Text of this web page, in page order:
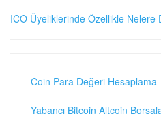
ICO Üyeliklerinde Özellikle Nelere
Coin Para Değeri Hesaplama
Yabancı Bitcoin Altcoin